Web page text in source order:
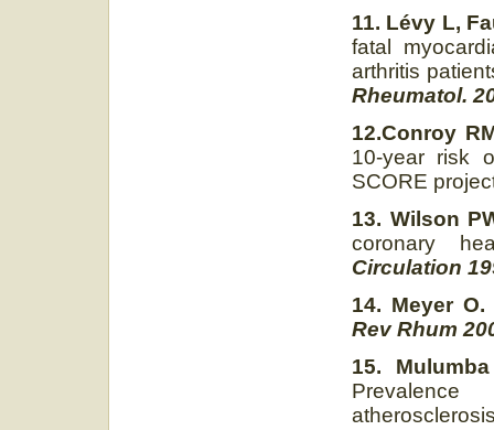
11. Lévy L,
fatal
arthritis
Rheumatol.
12.Conroy
10-year risk
SCORE
13. Wilson
coronary
Circulation
14. Meyer O.
Rev Rhum
15.